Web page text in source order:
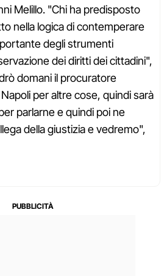
Melillo. "Chi ha predisposto
nella logica di contemperare
degli strumenti
dei diritti dei cittadini",
domani il procuratore
per altre cose, quindi sarà
parlarne e quindi poi ne
della giustizia e vedremo",